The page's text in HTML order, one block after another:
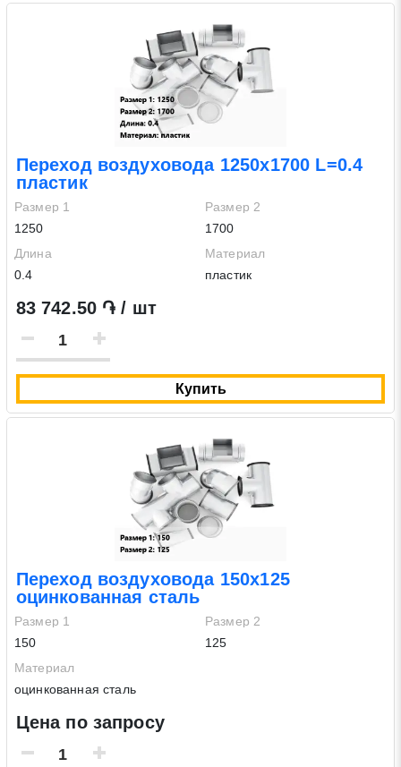
Переход воздуховода 1250х1700 L=0.4
пластик
Размер 1
1250
Размер 2
1700
Длина
0.4
Материал
пластик
83 742.50 ֏ / шт
Купить
Переход воздуховода 150х125
оцинкованная сталь
Размер 1
150
Размер 2
125
Материал
оцинкованная сталь
Цена по запросу